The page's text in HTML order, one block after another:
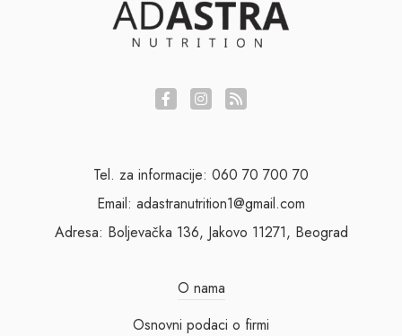
Tel. za informacije: 060 70 700 70
Email: adastranutrition1@gmail.com
Adresa: Boljevačka 136, Jakovo 11271, Beograd
O nama
Osnovni podaci o firmi